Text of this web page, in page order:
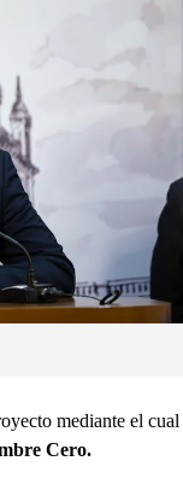
mediante el cual
Cero.